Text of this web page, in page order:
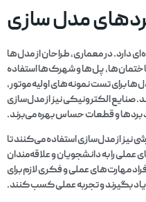
مدل سازی
دارد. در معماری، طراحان از مدل‌ها
پل‌ها و شهرک‌ها استفاده
برای تست نمونه‌های اولیه موتور،
صنایع الکترونیکی نیز از مدل‌سازی
بردها و قطعات حساس بهره می‌برند.
نیز از مدل‌سازی استفاده می‌کنند تا
را به دانشجویان و علاقه‌مندان
مهارت‌های عملی و فکری لازم برای
بگیرند و تجربه عملی کسب کنند.